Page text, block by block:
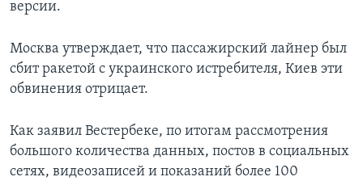
версии.
Москва утверждает, что пассажирский лайнер был
сбит ракетой с украинского истребителя, Киев эти
обвинения отрицает.
Как заявил Вестербеке, по итогам рассмотрения
большого количества данных, постов в социальных
сетях, видеозаписей и показаний более 100